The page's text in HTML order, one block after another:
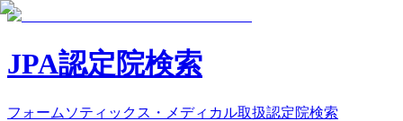
JPA認定院検索
フォームソティックス・メディカル取扱認定院検索